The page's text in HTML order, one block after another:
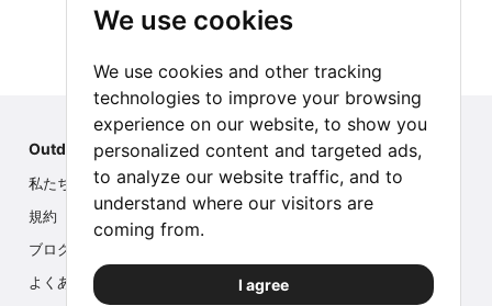
We use cookies
We use cookies and other tracking
technologies to improve your browsing
experience on our website, to show you
personalized content and targeted ads,
to analyze our website traffic, and to
understand where our visitors are
coming from.
I agree
Outdoor Index
私たちについて
規約
ブログ
よくある質問